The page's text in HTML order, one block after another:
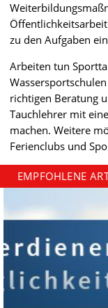
zu den Aufgaben
Arbeiten tun
richtigen Beratung
Tauchlehrer mit
machen. Weitere
Ferienclubs und
EMPFOHLENE